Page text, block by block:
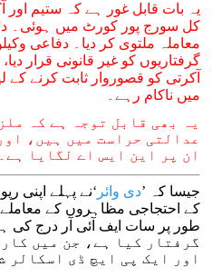
یہ بات قابل غور ہے کہ ستیم
کل سورج پور کورٹ میں ہوئی۔
معاملہ ملتوی کر دیا۔ دفاعی
گرفتاریوں کو غیر قانونی قرار
آکرتی کو قصوروار ثابت کرنے
میں ناکام رہے۔
یہ بھی قابل توجہ ہے کہ
عدالتی حراست میں ہیں،
ان پر این ایس اے لگایا ہے۔
جیسا کہ ’دی وائر ‘نے پہلے اپنی
کے احتجاجی مظاہروں کے معاملے
گرفتار کیا ہے، جن میں
اور ایک پی ایچ ڈی اسکالر